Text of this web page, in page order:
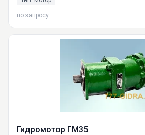
Екатеринбурге. Доставка по России.
по запросу
Гидромотор ГМ35